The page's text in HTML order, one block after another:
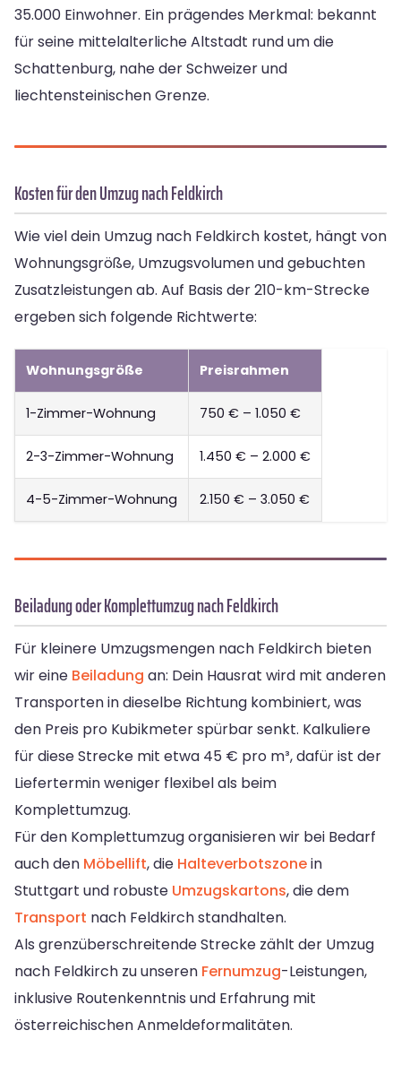
35.000 Einwohner. Ein prägendes Merkmal: bekannt
für seine mittelalterliche Altstadt rund um die
Schattenburg, nahe der Schweizer und
liechtensteinischen Grenze.
Kosten für den Umzug nach Feldkirch
Wie viel dein Umzug nach Feldkirch kostet, hängt von
Wohnungsgröße, Umzugsvolumen und gebuchten
Zusatzleistungen ab. Auf Basis der 210-km-Strecke
ergeben sich folgende Richtwerte:
Wohnungsgröße Preisrahmen
1-Zimmer-Wohnung 750 € – 1.050 €
2-3-Zimmer-Wohnung 1.450 € – 2.000 €
4-5-Zimmer-Wohnung 2.150 € – 3.050 €
Beiladung oder Komplettumzug nach Feldkirch
Für kleinere Umzugsmengen nach Feldkirch bieten
wir eine Beiladung an: Dein Hausrat wird mit anderen
Transporten in dieselbe Richtung kombiniert, was
den Preis pro Kubikmeter spürbar senkt. Kalkuliere
für diese Strecke mit etwa 45 € pro m³, dafür ist der
Liefertermin weniger flexibel als beim
Komplettumzug.
Für den Komplettumzug organisieren wir bei Bedarf
auch den Möbellift, die Halteverbotszonein
Stuttgart und robuste Umzugskartons, die dem
Transport nach Feldkirch standhalten.
Als grenzüberschreitende Strecke zählt der Umzug
nach Feldkirch zu unseren Fernumzug-Leistungen,
inklusive Routenkenntnis und Erfahrung mit
österreichischen Anmeldeformalitäten.